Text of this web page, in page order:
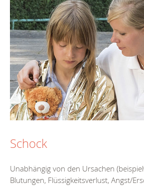
Schock
Unabhängig von den Ursachen
Blutungen, Flüssigkeitsverlust, Angst/